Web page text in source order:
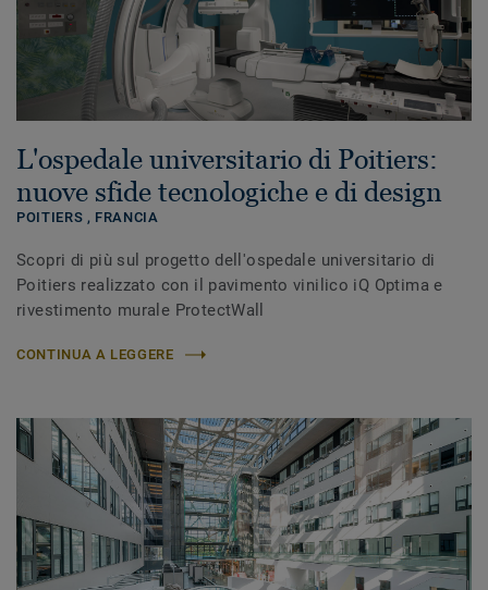
L'ospedale universitario di Poitiers:
nuove sfide tecnologiche e di design
POITIERS , FRANCIA
Scopri di più sul progetto dell'ospedale universitario di
Poitiers realizzato con il pavimento vinilico iQ Optima e
rivestimento murale ProtectWall
CONTINUA A LEGGERE